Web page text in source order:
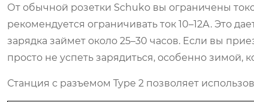
От обычной розетки Schuko вы ограничены
рекомендуется ограничивать ток 10–12А. Это
зарядка займет около 25–30 часов. Если вы
просто не успеть зарядиться, особенно зимой,
Станция с разъемом Type 2 позволяет